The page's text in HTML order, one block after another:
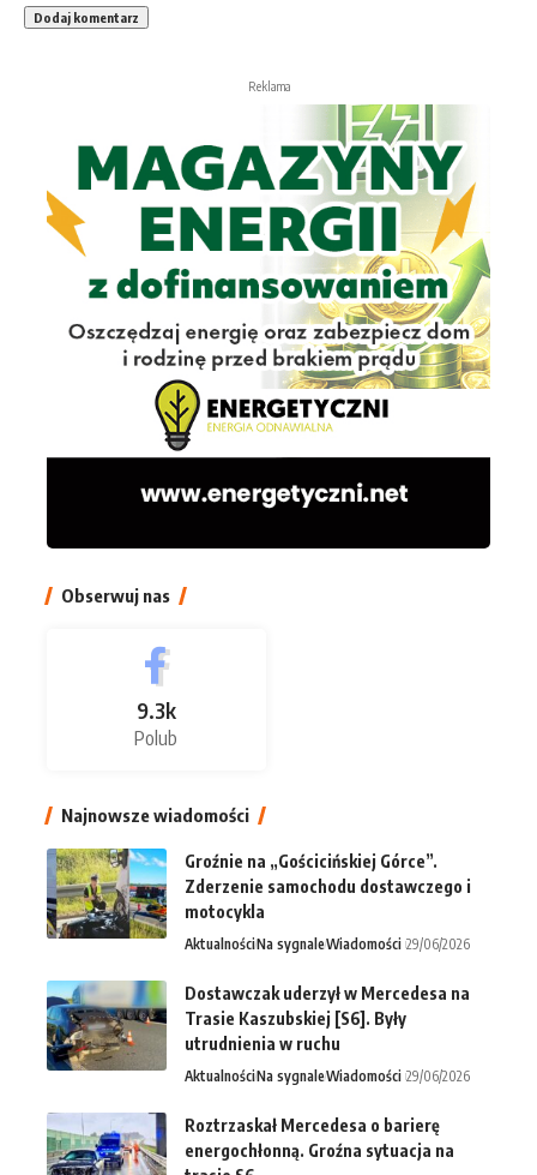
Reklama
Obserwuj nas
9.3k
Polub
Najnowsze wiadomości
Groźnie na „Gościcińskiej Górce”.
Zderzenie samochodu dostawczego i
motocykla
AktualnościNa sygnaleWiadomości 29/06/2026
Dostawczak uderzył w Mercedesa na
Trasie Kaszubskiej [S6]. Były
utrudnienia w ruchu
AktualnościNa sygnaleWiadomości 29/06/2026
Roztrzaskał Mercedesa o barierę
energochłonną. Groźna sytuacja na